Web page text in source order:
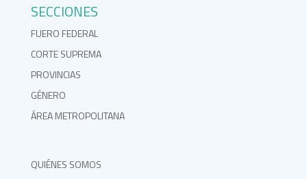
SECCIONES
FUERO FEDERAL
CORTE SUPREMA
PROVINCIAS
GÉNERO
ÁREA METROPOLITANA
QUIÉNES SOMOS